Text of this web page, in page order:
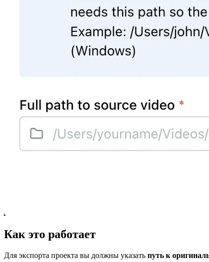
Как это работает
Для экспорта проекта вы должны указать путь к